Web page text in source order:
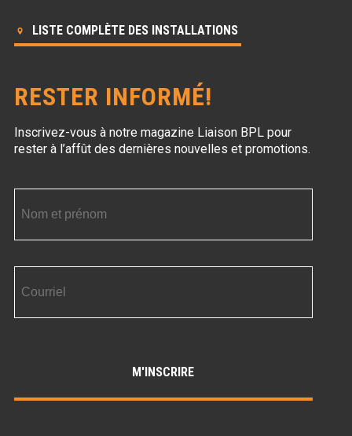
LISTE COMPLÈTE DES INSTALLATIONS
RESTER INFORMÉ!
Inscrivez-vous à notre magazine Liaison BPLpour
rester à l’affût des dernières nouvelles et promotions.